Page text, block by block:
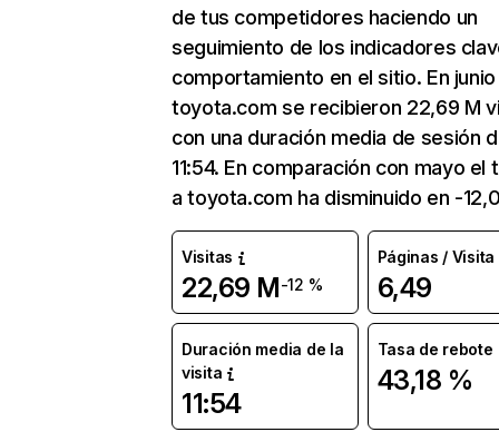
de tus competidores haciendo un
seguimiento de los indicadores
comportamiento en el sitio. En junio
toyota.com se recibieron 22,69 M
con una duración media de sesión
11:54. En comparación con mayo el
a toyota.com ha disminuido en -
Visitas
22,69 M-12 %
Páginas / Visita
6,49
Duración media de la
visita
11:54
Tasa de rebote
43,18 %